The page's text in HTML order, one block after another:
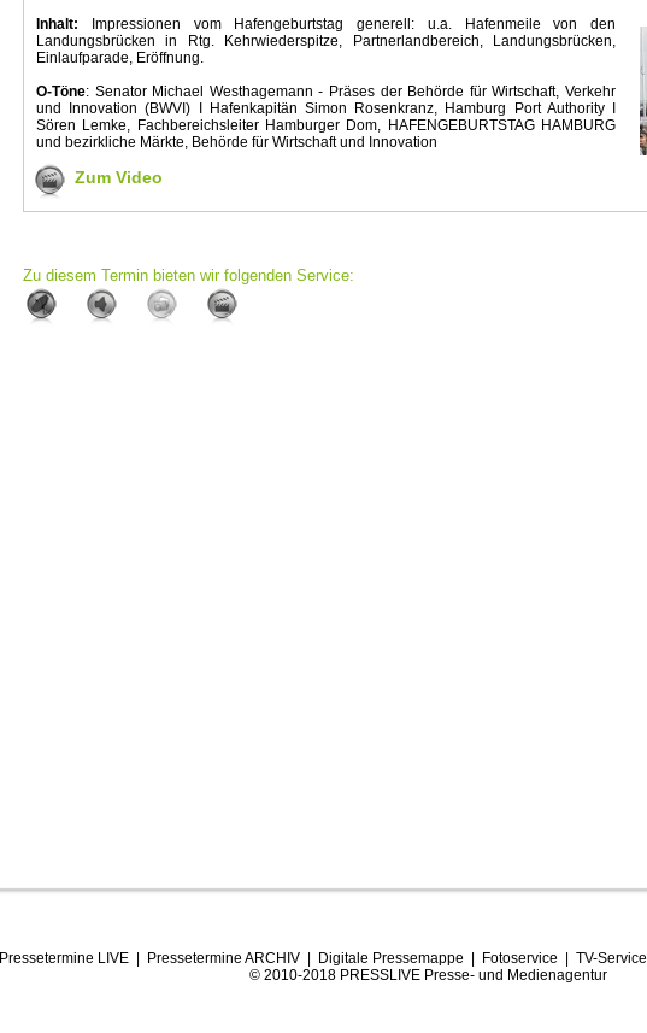
Inhalt: Impressionen vom Hafengeburtstag generell: u.a. Hafenmeile von den
Landungsbrücken in Rtg. Kehrwiederspitze, Partnerlandbereich, Landungsbrücken,
Einlaufparade, Eröffnung.
O-Töne: Senator Michael Westhagemann - Präses der Behörde für Wirtschaft, Verkehr
und Innovation (BWVI) I Hafenkapitän Simon Rosenkranz, Hamburg Port Authority I
Sören Lemke, Fachbereichsleiter Hamburger Dom, HAFENGEBURTSTAG HAMBURG
und bezirkliche Märkte, Behörde für Wirtschaft und Innovation
Zum Video
Zu diesem Termin bieten wir folgenden Service:
Pressetermine LIVE| Pressetermine ARCHIV| Digitale Pressemappe Fotoservice TV-Service
© 2010-2018 PRESSLIVE Presse- und Medienagentur